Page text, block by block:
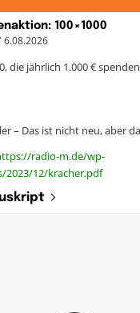
100×1000
6.08.2026
die jährlich 1.000 €
– Das ist nicht neu, aber
radio-m.de/wp-
12/kracher.pdf